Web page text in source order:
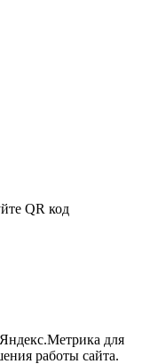
QR код
для
работы сайта.